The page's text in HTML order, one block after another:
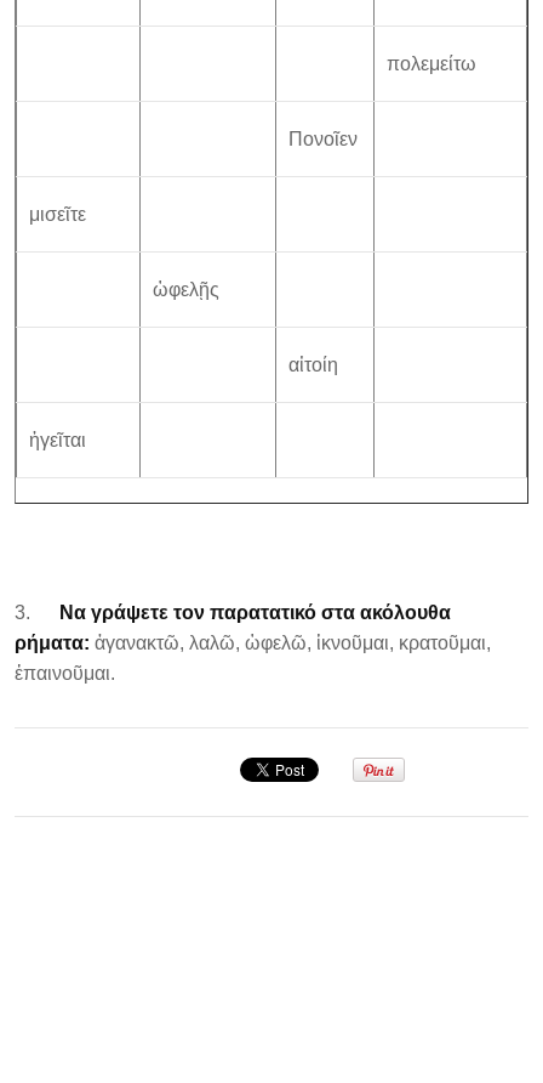
πολεμείτω
Πονοῖεν
μισεῖτε
ὠφελῇς
αἰτοίη
ἡγεῖται
3.
Να γράψετε τον παρατατικό στα ακόλουθα
ρήματα: ἀγανακτῶ, λαλῶ, ὠφελῶ, ἱκνοῦμαι, κρατοῦμαι,
ἐπαινοῦμαι.